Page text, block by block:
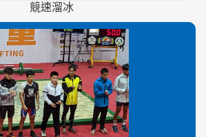
競速溜冰